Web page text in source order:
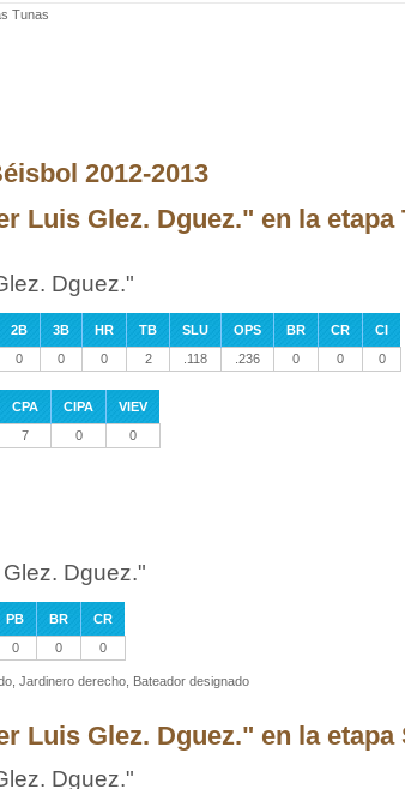
Tunas
2012-2013
Luis Glez. Dguez." en la etapa
Dguez."
2B 3B HR TB SLU OPS BR CR
CI
0 0 0 2 .118 .236 0 0 0
CPA CIPA
VIEV
7 0 0
Dguez."
PB BR
CR
0 0 0
Jardinero derecho, Bateador designado
Luis Glez. Dguez." en la etapa
Dguez."